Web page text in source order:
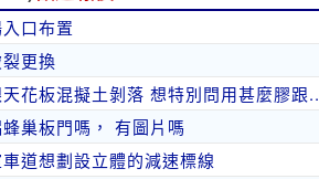
口布置
更換
花板混擬土剝落 想特別問用甚麼膠跟..
巢板門嗎， 有圖片嗎
道想劃設立體的減速標線